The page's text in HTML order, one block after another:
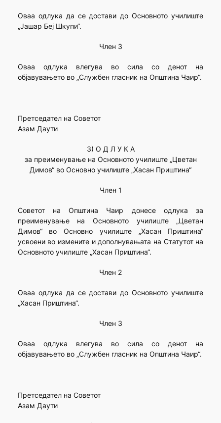
Оваа одлука да се достави до Основното училиште
„Јашар Беј Шкупи“.
Член 3
Оваа одлука влегува во сила со денот на
објавувањето во „Службен гласник на Општина Чаир“.
Претседател на Советот
Азам Даути
3) О Д Л У К А
за преименување на Основното училиште „Цветан
Димов“ во Основно училиште „Хасан Приштина“
Член 1
Советот на Општина Чаир донесе одлука за
преименување на Основното училиште „Цветан
Димов“ во Основно училиште „Хасан Приштина“
усвоени во измените и дополнувањата на Статутот на
Основното училиште „Хасан Приштина“.
Член 2
Оваа одлука да се достави до Основното училиште
„Хасан Приштина“.
Член 3
Оваа одлука влегува во сила со денот на
објавувањето во „Службен гласник на Општина Чаир“.
Претседател на Советот
Азам Даути